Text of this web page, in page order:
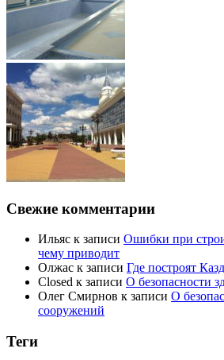
Свежие комментарии
Ильяс к записи Ошибки при
чему приводит
Олжас к записи Где построят
Closed к записи О безопасности
Олег Смирнов к записи О
сооружений
Теги